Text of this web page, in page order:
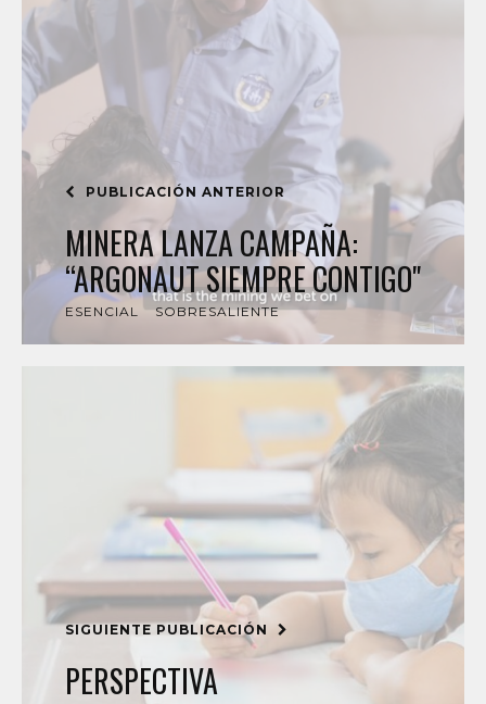
PUBLICACIÓN ANTERIOR
MINERA LANZA CAMPAÑA:
“ARGONAUT SIEMPRE CONTIGO"
ESENCIAL SOBRESALIENTE
SIGUIENTE PUBLICACIÓN
PERSPECTIVA